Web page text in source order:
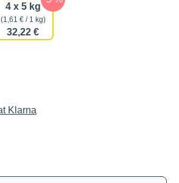
4 x 5 kg
(1,61 € / 1 kg)
32,22 €